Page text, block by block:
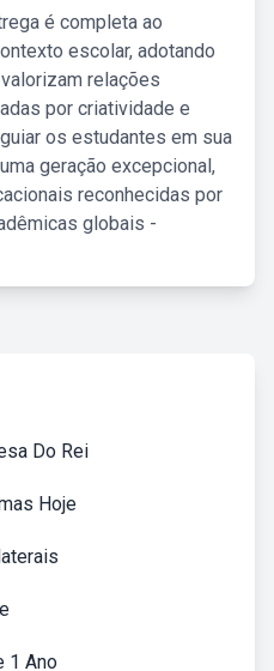
é completa ao
escolar, adotando
relações
por criatividade e
os estudantes em sua
geração excepcional,
reconhecidas por
globais -
Do Rei
Hoje
1 Ano